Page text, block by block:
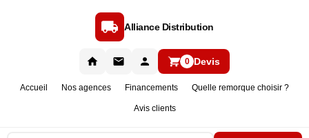
Alliance Distribution
Accueil Nos agences Financements Quelle remorque choisir ?
Avis clients
0 Devis